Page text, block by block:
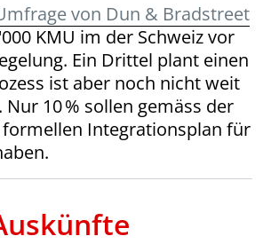
von Dun & Bradstreet
KMU im der Schweiz vor
Ein Drittel plant einen
ist aber noch nicht weit
10 % sollen gemäss der
Integrationsplan für